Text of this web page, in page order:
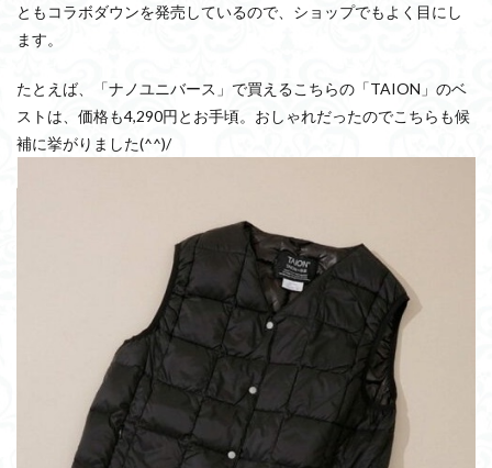
ともコラボダウンを発売しているので、ショップでもよく目にし
ます。
たとえば、「ナノユニバース」で買えるこちらの「TAION」のベ
ストは、価格も4,290円とお手頃。おしゃれだったのでこちらも候
補に挙がりました(^^)/